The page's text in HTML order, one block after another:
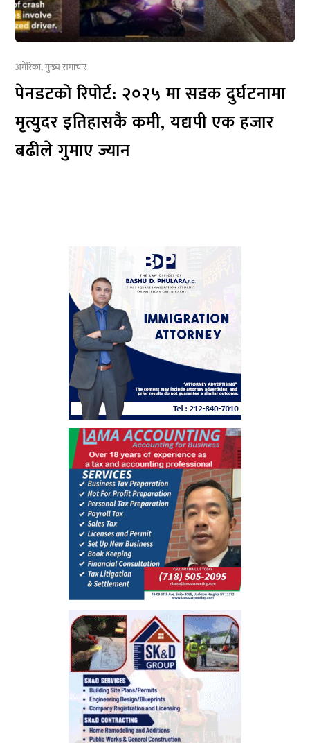
अमेरिका,मुख्य समाचार
पेनडटको रिपोर्ट: २०२५ मा सडक दुर्घटनामा
मृत्युदर इतिहासकै कमी, यद्यपी एक हजार
बढीले गुमाए ज्यान